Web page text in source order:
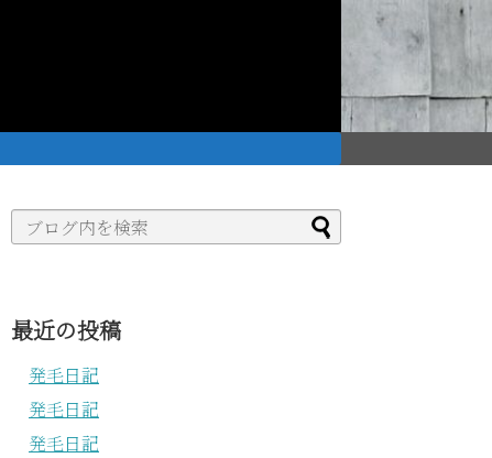
最近の投稿
発毛日記
発毛日記
発毛日記